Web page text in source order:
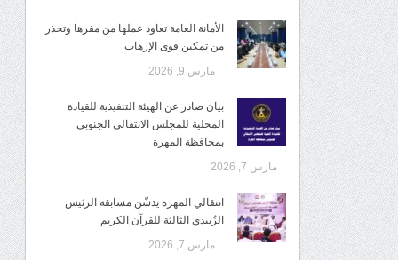
الأمانة العامة تعاود عملها من مقرها وتحذر
من تمكين قوى الإرهاب
مارس 9, 2026
بيان صادر عن الهيئة التنفيذية للقيادة
المحلية للمجلس الانتقالي الجنوبي
بمحافظة المهرة
مارس 7, 2026
انتقالي المهرة يدشّن مسابقة الرئيس
الزُبيدي الثالثة للقرآن الكريم
مارس 7, 2026